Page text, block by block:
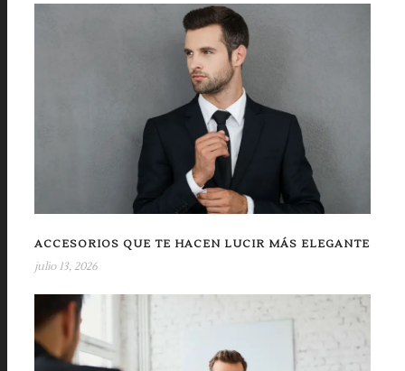
ACCESORIOS QUE TE HACEN LUCIR MÁS ELEGANTE
julio 13, 2026